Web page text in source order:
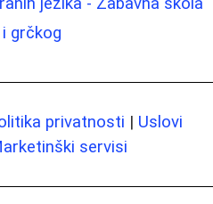
grčkog
privatnosti | Uslovi
servisi